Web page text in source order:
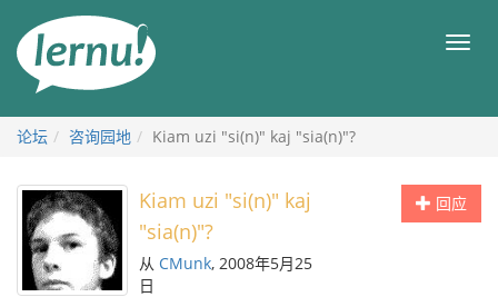
目
论坛 咨询园地 Kiam uzi "si(n)" kaj "sia(n)"?
回应
Kiam uzi "si(n)" kaj
"sia(n)"?
从 CMunk, 2008年5月25
日